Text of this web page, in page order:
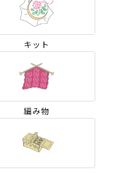
キット
編み物